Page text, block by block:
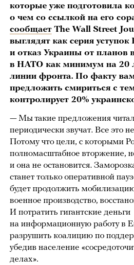
которые уже подготовила
о чем со ссылкой на его
сообщает The Wall Street
выглядят как серия уступок
и отказ Украины от планов
в НАТО как минимум на 20
линии фронта. По факту
предложить смириться с
контролирует 20%
— Мы такие предложения
периодически звучат. Все это
Потому что цели, с которыми
полномасштабное вторжение,
и она не остановится.
станет только оперативной
будет продолжить
военное производство,
И потратить гигантские деньги
на информационную работу в
разрушить коалицию по
убедив население
делах».